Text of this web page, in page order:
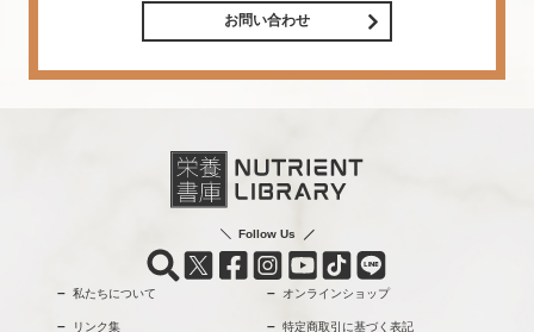
お問い合わせ
Follow Us
私たちについて オンラインショップ
リンク集 特定商取引に基づく表記